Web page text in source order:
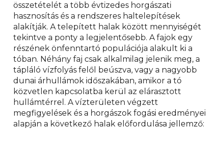
összetételét a több évtizedes horgászati
hasznosítás és a rendszeres haltelepítések
alakítják. A telepített halak között mennyiségét
tekintve a ponty a legjelentősebb. A fajok egy
részének önfenntartó populációja alakult ki a
tóban. Néhány faj csak alkalmilag jelenik meg, a
tápláló vízfolyás felől beúszva, vagy a nagyobb
dunai árhullámok időszakában, amikor a tó
közvetlen kapcsolatba kerül az elárasztott
hullámtérrel. A vízterületen végzett
megfigyelések és a horgászok fogási eredményei
alapján a következő halak előfordulása jellemző: